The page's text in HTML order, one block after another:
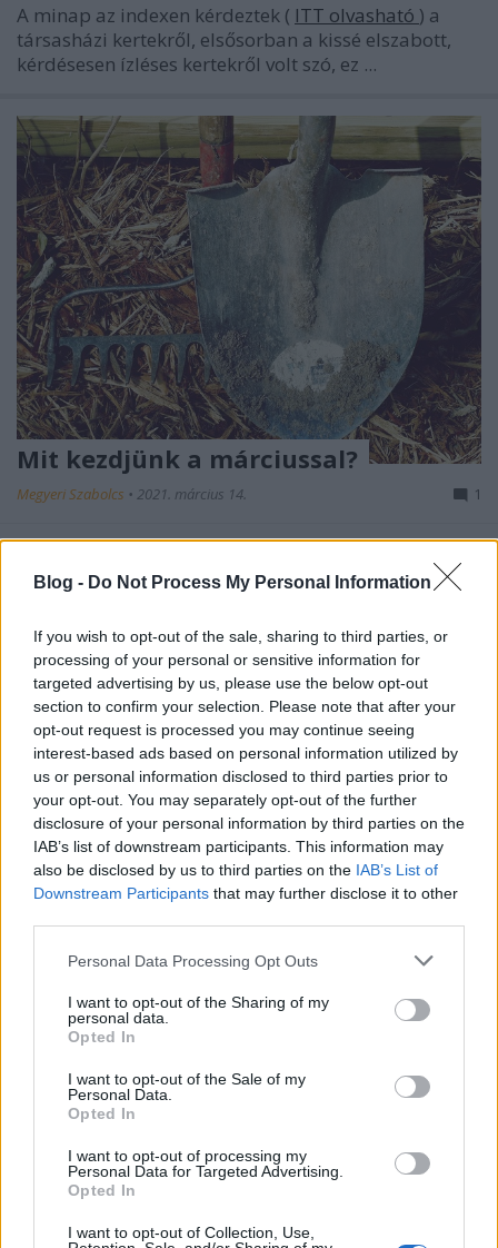
Blog - Do Not Process My Personal Information
If you wish to opt-out of the sale, sharing to third parties, or
processing of your personal or sensitive information for
targeted advertising by us, please use the below opt-out
section to confirm your selection. Please note that after your
opt-out request is processed you may continue seeing
interest-based ads based on personal information utilized by
us or personal information disclosed to third parties prior to
your opt-out. You may separately opt-out of the further
disclosure of your personal information by third parties on the
IAB’s list of downstream participants. This information may
also be disclosed by us to third parties on the IAB’s List of
Downstream Participants that may further disclose it to other
Please note that this website/app uses one or more Google
not limited to your visit or usage behaviour. You may click to
grant or deny consent to Google and its third-party tags to
use your data for below specified purposes in below Google
consent section.
Personal Data Processing Opt Outs
I want to opt-out of the Sharing of my
personal data.
Opted In
I want to opt-out of the Sale of my
Personal Data.
Opted In
I want to opt-out of processing my
Personal Data for Targeted Advertising.
Opted In
I want to opt-out of Collection, Use,
A minap az indexen kérdeztek ( ITT olvasható ) a
társasházi kertekről, elsősorban a kissé elszabott,
kérdésesen ízléses kertekről volt szó, ez ...
Mit kezdjünk a márciussal?
Megyeri Szabolcs • 2021. március 14. 1
kecsegteti a hobbikertészeket. Tennivaló akad
Európai Év Fája - versenyben a
magyar júdásfa!
Megyeri Szabolcs•2021. február 07.
Az "év valamije" versenyek jellemzően vagy nem túl
érdekesek, vagy sok esetben egyszerű
reklámfogások, jelen esetben azonban üdítő
kivételről van ...